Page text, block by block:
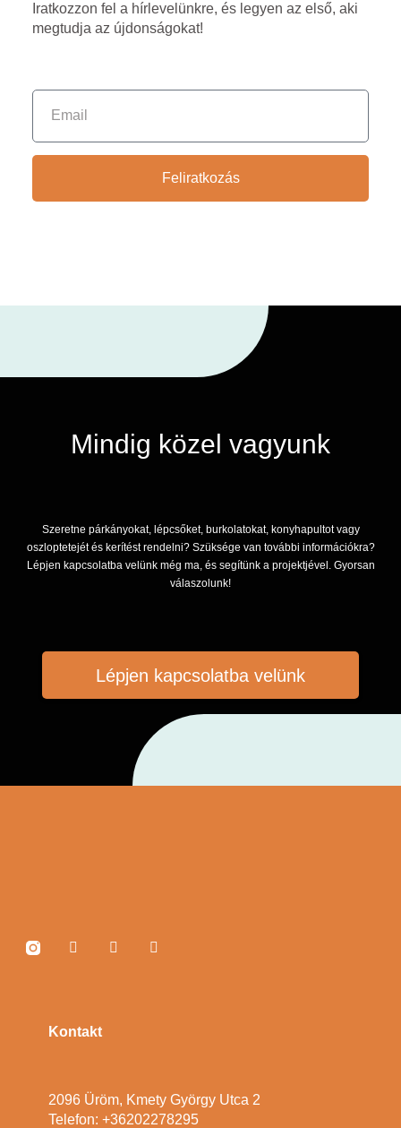
Iratkozzon fel a hírlevelünkre, és legyen az első, aki
megtudja az újdonságokat!
Feliratkozás
Mindig közel vagyunk
Szeretne párkányokat, lépcsőket, burkolatokat, konyhapultot vagy
oszloptetejét és kerítést rendelni? Szüksége van további információkra?
Lépjen kapcsolatba velünk még ma, és segítünk a projektjével. Gyorsan
válaszolunk!
Lépjen kapcsolatba velünk
Kontakt
2096 Üröm, Kmety György Utca 2
Telefon: +36202278295